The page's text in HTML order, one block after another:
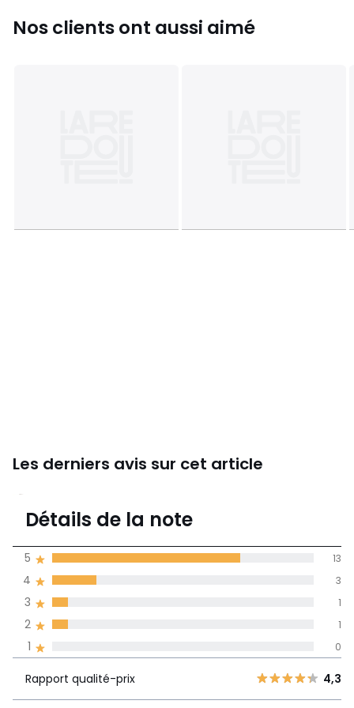
Nos clients ont aussi aimé
Les derniers avis sur cet article
4,6
moyenne des avis
dans toutes les
3 1
4
5 4,3
Détails de la note
1 0
2 1
3 1
4 3
5 13
Rapport qualité-prix 4,3